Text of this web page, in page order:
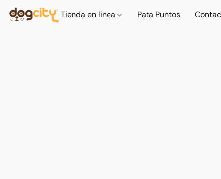
Tienda en linea Pata Puntos